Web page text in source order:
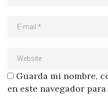
Guarda mi nombre,
en este navegador